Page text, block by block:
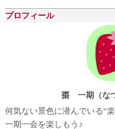
ブ
プロフィール
棗 一期（な
何気ない景色に潜んでいる“
一期一会を楽しもう♪